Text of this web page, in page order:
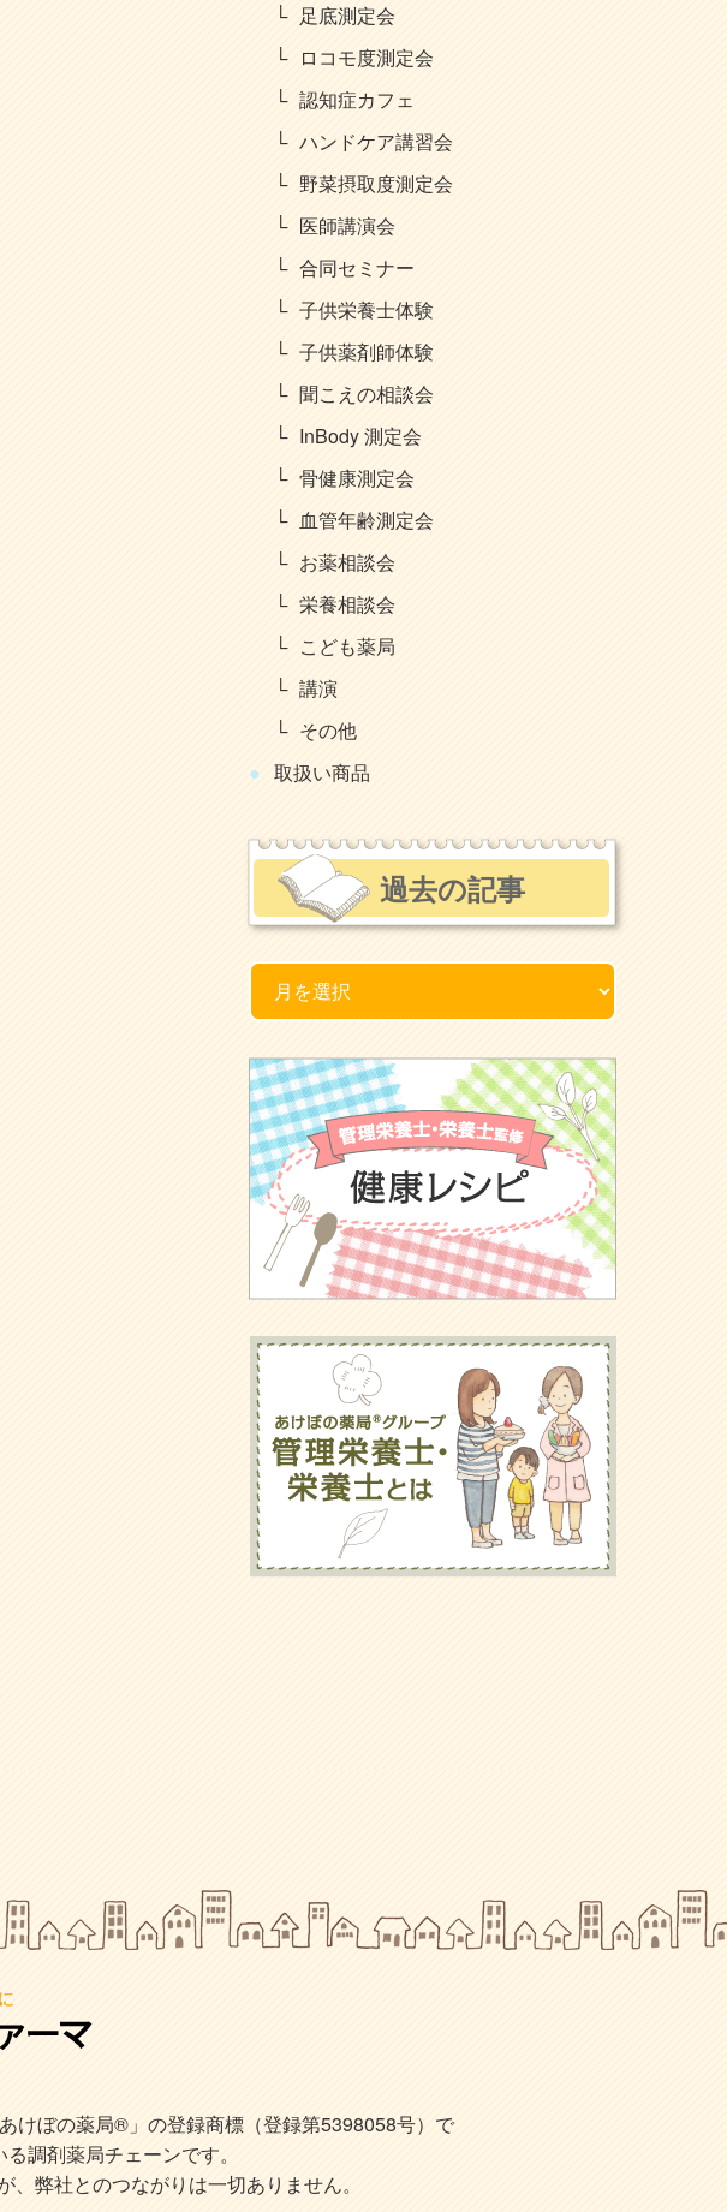
足底測定会
ロコモ度測定会
認知症カフェ
ハンドケア講習会
野菜摂取度測定会
医師講演会
合同セミナー
子供栄養士体験
子供薬剤師体験
聞こえの相談会
InBody 測定会
骨健康測定会
血管年齢測定会
お薬相談会
栄養相談会
こども薬局
講演
その他
取扱い商品
過去の記事
けぼの薬局®」の登録商標（登録第5398058号）で
調剤薬局チェーンです。
弊社とのつながりは一切ありません。